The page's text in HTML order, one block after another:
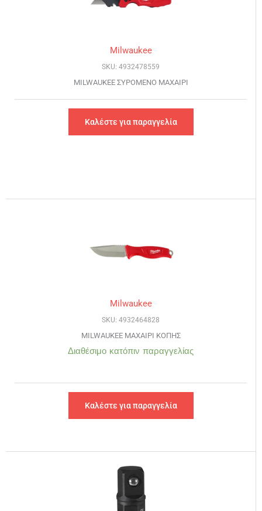
Milwaukee
SKU: 4932478559
MILWAUKEE ΣΥΡΟΜΕΝΟ ΜΑΧΑΙΡΙ
Καλέστε για παραγγελία
Milwaukee
SKU: 4932464828
MILWAUKEE ΜΑΧΑΙΡΙ ΚΟΠΗΣ
Διαθέσιμο κατόπιν παραγγελίας
Καλέστε για παραγγελία